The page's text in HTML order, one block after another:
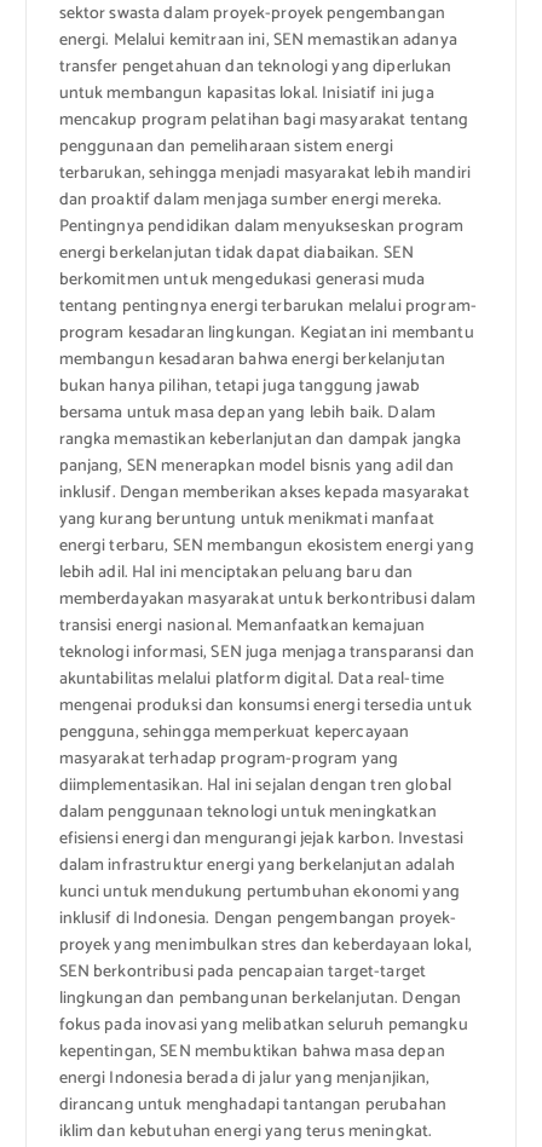
sektor swasta dalam proyek-proyek pengembangan
energi. Melalui kemitraan ini, SEN memastikan adanya
transfer pengetahuan dan teknologi yang diperlukan
untuk membangun kapasitas lokal. Inisiatif ini juga
mencakup program pelatihan bagi masyarakat tentang
penggunaan dan pemeliharaan sistem energi
terbarukan, sehingga menjadi masyarakat lebih mandiri
dan proaktif dalam menjaga sumber energi mereka.
Pentingnya pendidikan dalam menyukseskan program
energi berkelanjutan tidak dapat diabaikan. SEN
berkomitmen untuk mengedukasi generasi muda
tentang pentingnya energi terbarukan melalui program-
program kesadaran lingkungan. Kegiatan ini membantu
membangun kesadaran bahwa energi berkelanjutan
bukan hanya pilihan, tetapi juga tanggung jawab
bersama untuk masa depan yang lebih baik. Dalam
rangka memastikan keberlanjutan dan dampak jangka
panjang, SEN menerapkan model bisnis yang adil dan
inklusif. Dengan memberikan akses kepada masyarakat
yang kurang beruntung untuk menikmati manfaat
energi terbaru, SEN membangun ekosistem energi yang
lebih adil. Hal ini menciptakan peluang baru dan
memberdayakan masyarakat untuk berkontribusi dalam
transisi energi nasional. Memanfaatkan kemajuan
teknologi informasi, SEN juga menjaga transparansi dan
akuntabilitas melalui platform digital. Data real-time
mengenai produksi dan konsumsi energi tersedia untuk
pengguna, sehingga memperkuat kepercayaan
masyarakat terhadap program-program yang
diimplementasikan. Hal ini sejalan dengan tren global
dalam penggunaan teknologi untuk meningkatkan
efisiensi energi dan mengurangi jejak karbon. Investasi
dalam infrastruktur energi yang berkelanjutan adalah
kunci untuk mendukung pertumbuhan ekonomi yang
inklusif di Indonesia. Dengan pengembangan proyek-
proyek yang menimbulkan stres dan keberdayaan lokal,
SEN berkontribusi pada pencapaian target-target
lingkungan dan pembangunan berkelanjutan. Dengan
fokus pada inovasi yang melibatkan seluruh pemangku
kepentingan, SEN membuktikan bahwa masa depan
energi Indonesia berada di jalur yang menjanjikan,
dirancang untuk menghadapi tantangan perubahan
iklim dan kebutuhan energi yang terus meningkat.